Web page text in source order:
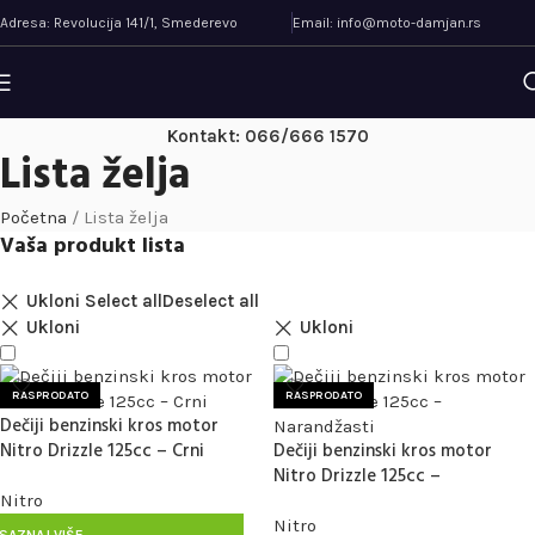
Adresa: Revolucija 141/1, Smederevo Email: info@moto-damjan.rs
Kontakt: 066/666 1570
Lista želja
Početna / Lista želja
Vaša produkt lista
Ukloni Select allDeselect all
Ukloni
RASPRODATO
Dečiji benzinski kros motor
Nitro Drizzle 125cc – Crni
Nitro
Ukloni
RASPRODATO
Dečiji benzinski kros motor
Nitro Drizzle 125cc –
Nitro